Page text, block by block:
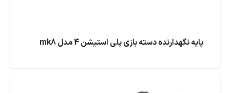
پایه نگهدارنده دسته بازی پلی استیشن 4 مدل mk8